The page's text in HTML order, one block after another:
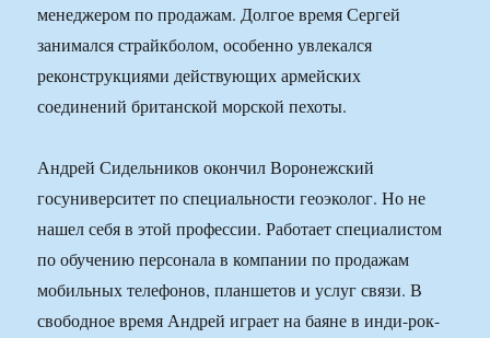
менеджером по продажам. Долгое время Сергей
занимался страйкболом, особенно увлекался
реконструкциями действующих армейских
соединений британской морской пехоты.
Андрей Сидельников окончил Воронежский
госуниверситет по специальности геоэколог. Но не
нашел себя в этой профессии. Работает специалистом
по обучению персонала в компании по продажам
мобильных телефонов, планшетов и услуг связи. В
свободное время Андрей играет на баяне в инди-рок-